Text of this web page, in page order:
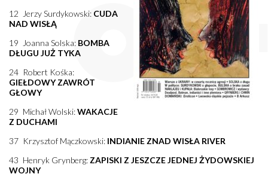
12 Jerzy Surdykowski: CUDA
NAD WISŁĄ
19 Joanna Solska: BOMBA
DŁUGU JUŻ TYKA
24 Robert Kośka:
GIEŁDOWY ZAWRÓT
GŁOWY
29 Michał Wolski:WAKACJE
Z DUCHAMI
37 Krzysztof Mączkowski: INDIANIE ZNAD WISŁA RIVER
43 Henryk Grynberg: ZAPISKI Z JESZCZE JEDNEJ ŻYDOWSKIEJ
WOJNY